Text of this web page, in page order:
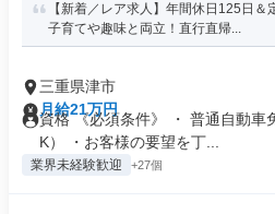
【新着／レア求人】年間休日125日
子育てや趣味と両立！直行直帰...
三重県津市
月給21万円
資格 《必須条件》 ・ 普通自動車
K） ・お客様の要望を丁...
業界未経験歓迎 +27個